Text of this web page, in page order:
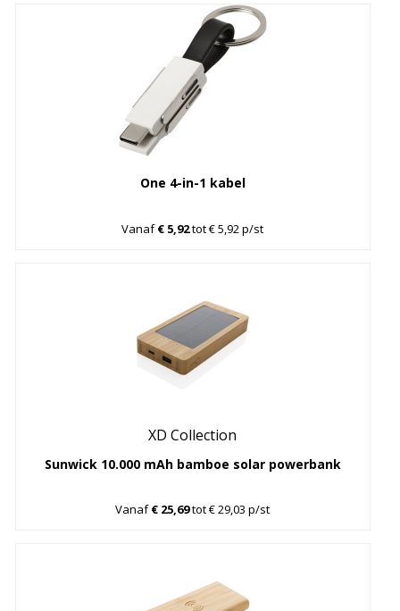
One 4-in-1 kabel
Vanaf€ 5,92tot € 5,92 p/st
XD Collection
Sunwick 10.000 mAh bamboe solar powerbank
Vanaf€ 25,69tot € 29,03 p/st